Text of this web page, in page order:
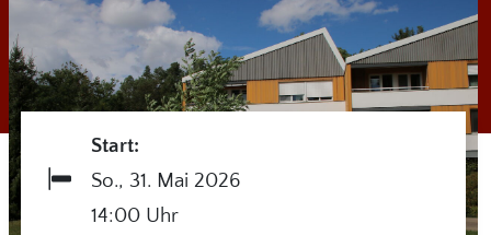
Start:
So., 31. Mai 2026
14:00 Uhr